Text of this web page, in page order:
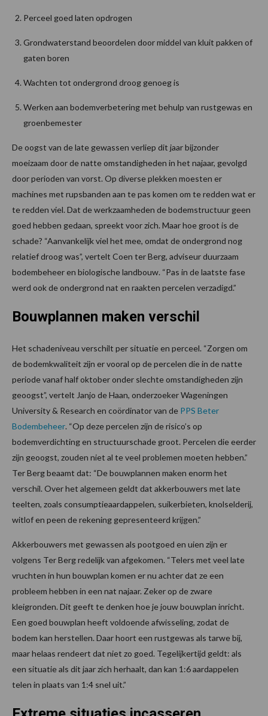
Perceel goed laten opdrogen
Grondwaterstand beoordelen door middel van kluit pakken of
gaten boren
Wachten tot ondergrond droog genoeg is
Werken aan bodemverbetering met behulp van rustgewas en
groenbemester
De oogst van de late gewassen verliep dit jaar bijzonder
moeizaam door de natte omstandigheden in het najaar, gevolgd
door perioden van vorst. Op diverse plekken moesten er
machines met rupsbanden aan te pas komen om te redden wat er
te redden viel. Dat de werkzaamheden de bodemstructuur geen
goed hebben gedaan, spreekt voor zich. Maar hoe groot is de
schade? “Aanvankelijk viel het mee, omdat de ondergrond nog
relatief droog was”, vertelt Coen ter Berg, adviseur duurzaam
bodembeheer en biologische landbouw. “Pas in de laatste fase
werd ook de ondergrond nat en raakten percelen verzadigd.”
Bouwplannen maken verschil
Het schadeniveau verschilt per situatie en perceel. “Zorgen om
de bodemkwaliteit zijn er vooral op de percelen die in de natte
periode vanaf half oktober onder slechte omstandigheden zijn
geoogst”, vertelt Janjo de Haan, onderzoeker Wageningen
University & Research en coördinator van de PPS Beter
Bodembeheer. “Op deze percelen zijn de risico’s op
bodemverdichting en structuurschade groot. Percelen die eerder
zijn geoogst, zouden niet al te veel problemen moeten hebben.”
Ter Berg beaamt dat: “De bouwplannen maken enorm het
verschil. Over het algemeen geldt dat akkerbouwers met late
teelten, zoals consumptieaardappelen, suikerbieten, knolselderij,
witlof en peen de rekening gepresenteerd krijgen.”
Akkerbouwers met gewassen als pootgoed en uien zijn er
volgens Ter Berg redelijk van afgekomen. “Telers met veel late
vruchten in hun bouwplan komen er nu achter dat ze een
probleem hebben in een nat najaar. Zeker op de zware
kleigronden. Dit geeft te denken hoe je jouw bouwplan inricht.
Een goed bouwplan heeft voldoende afwisseling, zodat de
bodem kan herstellen. Daar hoort een rustgewas als tarwe bij,
maar helaas rendeert dat niet zo goed. Tegelijkertijd geldt: als
een situatie als dit jaar zich herhaalt, dan kan 1:6 aardappelen
telen in plaats van 1:4 snel uit.”